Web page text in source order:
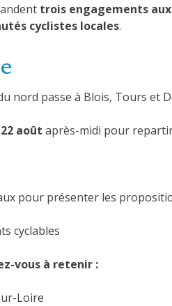
trois engagements
cyclistes locales.
nord passe à Blois, Tours et
août après-midi pour
pour présenter les
cyclables
vous à retenir :
Loire